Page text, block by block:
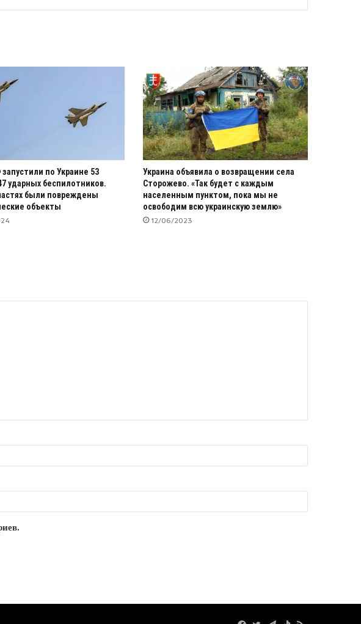
по Украине 53
ударных беспилотников.
были повреждены
объекты
Украина объявила о возвращении села
Сторожево. «Так будет с каждым
населенным пунктом, пока мы не
освободим всю украинскую землю»
12/06/2023